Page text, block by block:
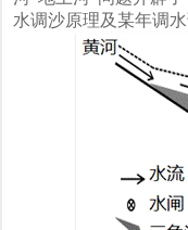
水调沙原理及某年调